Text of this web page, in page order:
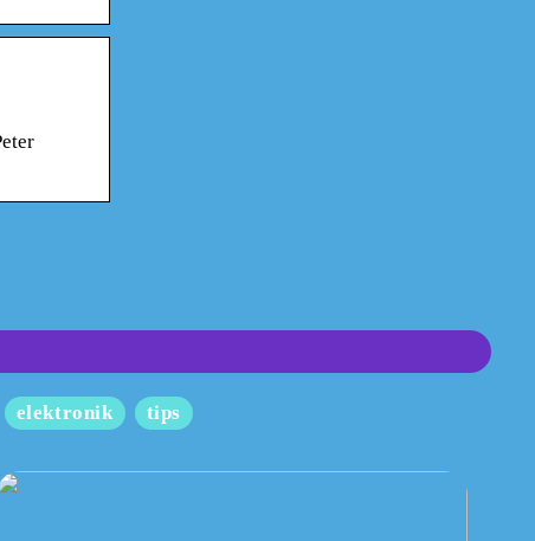
elektronik tips